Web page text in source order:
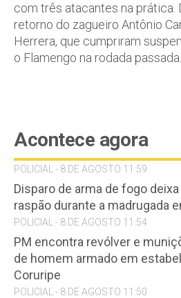
com três atacantes na prática.
retorno do zagueiro Antônio
Herrera, que cumpriram
o Flamengo na rodada passada.
Acontece agora
POLICIAL - 8 DE AGOSTO 11:59
Disparo de arma de fogo
raspão durante a madrugada
POLICIAL - 8 DE AGOSTO 11:54
PM encontra revólver e
de homem armado em
Coruripe
POLICIAL - 8 DE AGOSTO 11:50